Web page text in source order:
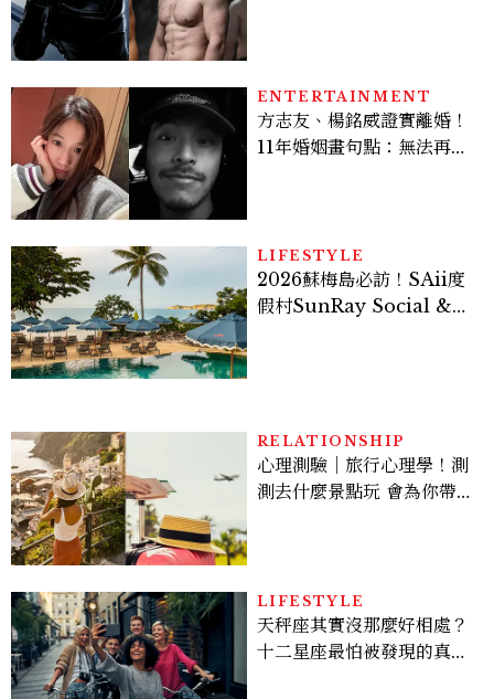
ENTERTAINMENT
方志友、楊銘威證實離婚！
11年婚姻畫句點：無法再做
LIFESTYLE
2026蘇梅島必訪！SAii度
假村SunRay Social &
RELATIONSHIP
心理測驗｜旅行心理學！測
測去什麼景點玩 會為你帶來
LIFESTYLE
天秤座其實沒那麼好相處？
十二星座最怕被發現的真實